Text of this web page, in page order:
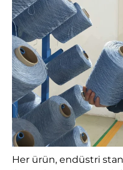
Her ürün, endüstri